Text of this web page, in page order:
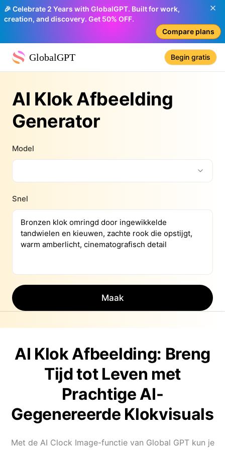
🎉 Celebrate 2 Years with GlobalGPT. Built for work,
creation, and discovery. Get 50% OFF.
Compare plans
GlobalGPT Begin gratis
AI Klok Afbeelding
Generator
Model
Snel
Maak
AI Klok Afbeelding: Breng
Tijd tot Leven met
Prachtige AI-
Gegenereerde Klokvisuals
Met de AI Clock Image-functie van Global GPT kun je